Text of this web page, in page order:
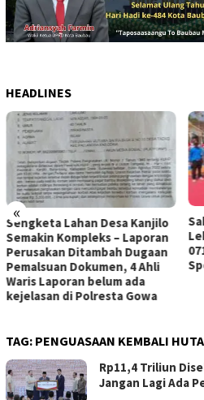
HEADLINES
«
Sengketa Lahan Desa Kanjilo
Semakin Kompleks – Laporan
Perusakan Ditambah Dugaan
Pemalsuan Dokumen, 4 Ahli
Waris Laporan belum ada
kejelasan di Polresta Gowa
TAG: PENGUASAAN KEMBALI
Rp11,4 Triliun
Jangan Lagi Ada